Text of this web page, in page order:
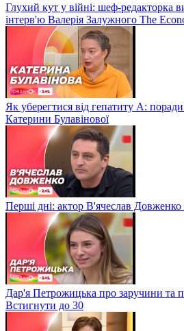
Глухий кут у війні: шеф-редакторка
інтерв'ю Валерія Залужного The
Як уберегтися від гепатиту А:
Катерини Булавінової
Перші дні: актор В'ячеслав Довженко
Дар'я Петрожицька про заручини та
Встигнути до 30